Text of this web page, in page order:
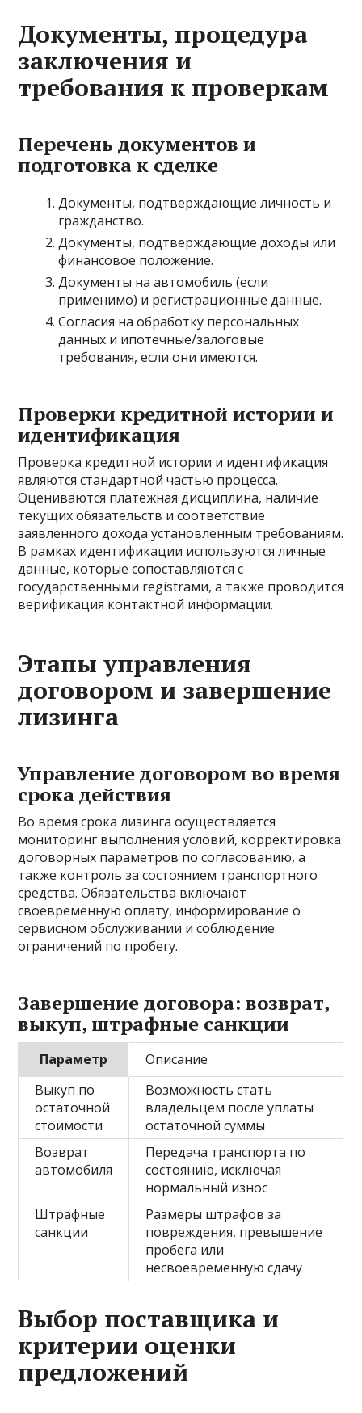
Документы, процедура
заключения и
требования к проверкам
Перечень документов и
подготовка к сделке
Документы, подтверждающие личность и
гражданство.
Документы, подтверждающие доходы или
финансовое положение.
Документы на автомобиль (если
применимо) и регистрационные данные.
Согласия на обработку персональных
данных и ипотечные/залоговые
требования, если они имеются.
Проверки кредитной истории и
идентификация
Проверка кредитной истории и идентификация
являются стандартной частью процесса.
Оцениваются платежная дисциплина, наличие
текущих обязательств и соответствие
заявленного дохода установленным требованиям.
В рамках идентификации используются личные
данные, которые сопоставляются с
государственными registrами, а также проводится
верификация контактной информации.
Этапы управления
договором и завершение
лизинга
Управление договором во время
срока действия
Во время срока лизинга осуществляется
мониторинг выполнения условий, корректировка
договорных параметров по согласованию, а
также контроль за состоянием транспортного
средства. Обязательства включают
своевременную оплату, информирование о
сервисном обслуживании и соблюдение
ограничений по пробегу.
Завершение договора: возврат,
выкуп, штрафные санкции
Параметр
Описание
Выкуп по
остаточной
стоимости
Возможность стать
владельцем после уплаты
остаточной суммы
Возврат
автомобиля
Передача транспорта по
состоянию, исключая
нормальный износ
Штрафные
санкции
Размеры штрафов за
повреждения, превышение
пробега или
несвоевременную сдачу
Выбор поставщика и
критерии оценки
предложений